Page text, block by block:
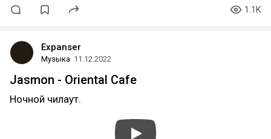
1.1K
Expanser
Музыка 11.12.2022
Jasmon - Oriental Cafe
Ночной чилаут.